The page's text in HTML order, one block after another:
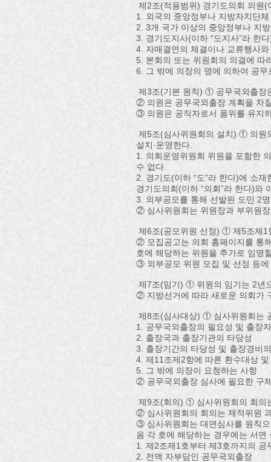
제2조(적용범위) 경기도의회 의원(
1. 외국의 중앙정부나 지방자치단
2. 3개 국가 이상의 중앙정부나 지
3. 경기도지사(이하 “도지사”라 한
4. 자매결연의 체결이나 교류행사
5. 본회의 또는 위원회의 의결에 따
6. 그 밖에 의장의 명에 의하여 공
제3조(기본 원칙) ① 공무국외출장
② 의원은 공무국외출장 계획을 차
③ 의원은 공직자로서 품위를 유지
제5조(심사위원회의 설치) ① 의원
설치·운영한다.
1. 의회운영위원회 위원을 포함한
수 없다.
2. 경기도(이하 “도”라 한다)에 소
경기도의회(이하 “의회”라 한다)와
3. 외부공모를 통해 선발된 도민 2명
② 심사위원회는 위원장과 부위원
제6조(공모위원 선정) ① 제5조제1
② 모집공고는 의회 홈페이지를 통
호에 해당하는 위원을 추가로 임명
③ 외부공모 위원 모집 및 선정 등
제7조(임기) ① 위원의 임기는 2년
② 지방선거에 따라 새로운 의회가
제8조(심사대상) ① 심사위원회는
1. 공무국외출장의 필요성 및 출장
2. 출장국과 출장기관의 타당성
3. 출장기간의 타당성 및 출장경비
4. 제11조제2항에 따른 환수대상
5. 그 밖에 의장이 요청하는 사항
② 공무국외출장 심사에 필요한 구
제9조(회의) ① 심사위원회의 회의
② 심사위원회의 회의는 재적위원
③ 심사위원회는 대면심사를 원칙
음 각 호에 해당하는 경우에는 서면
1. 제2조제1호부터 제3호까지의 공
2. 전액 자부담인 공무국외출장